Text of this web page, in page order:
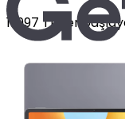
11.997 TL'den